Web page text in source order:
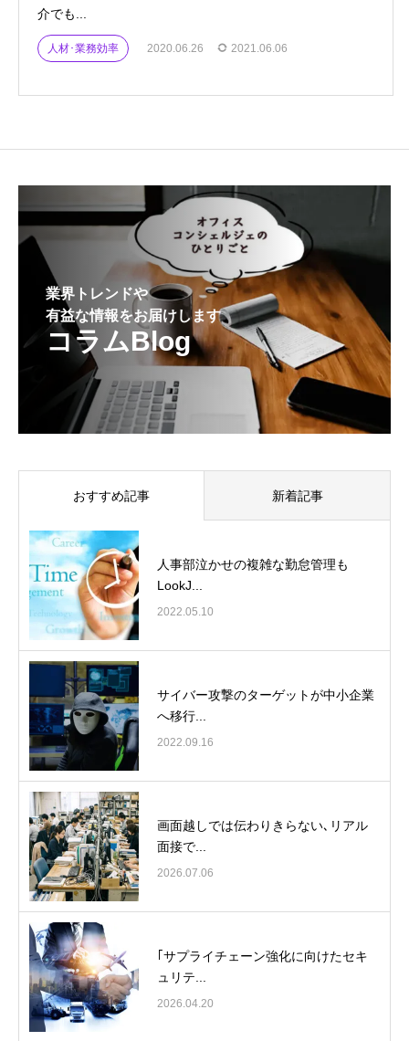
介でも...
人材･業務効率 2020.06.26 2021.06.06
業界トレンドや
有益な情報をお届けします
コラムBlog
おすすめ記事 新着記事
人事部泣かせの複雑な勤怠管理も
LookJ...
2022.05.10
サイバー攻撃のターゲットが中小企業
へ移行...
2022.09.16
画面越しでは伝わりきらない､リアル
面接で...
2026.07.06
｢サプライチェーン強化に向けたセキ
ュリテ...
2026.04.20